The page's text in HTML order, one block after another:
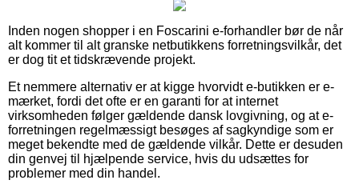
Inden nogen shopper i en Foscarini e-forhandler bør de når
alt kommer til alt granske netbutikkens forretningsvilkår, det
er dog tit et tidskrævende projekt.
Et nemmere alternativ er at kigge hvorvidt e-butikken er e-
mærket, fordi det ofte er en garanti for at internet
virksomheden følger gældende dansk lovgivning, og at e-
forretningen regelmæssigt besøges af sagkyndige som er
meget bekendte med de gældende vilkår. Dette er desuden
din genvej til hjælpende service, hvis du udsættes for
problemer med din handel.